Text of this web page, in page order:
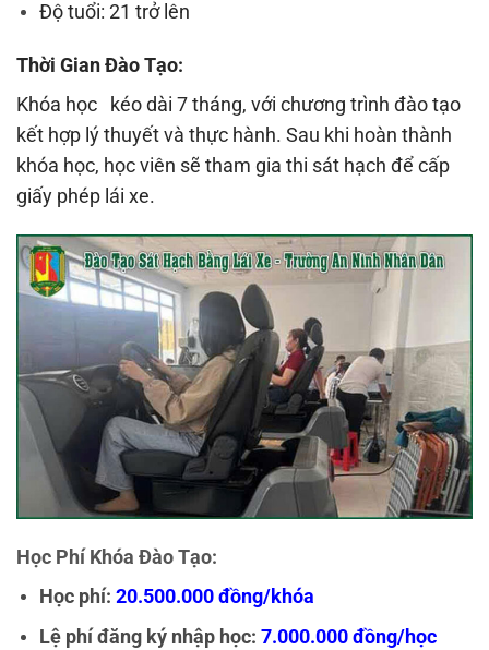
Độ tuổi: 21 trở lên
Thời Gian Đào Tạo:
Khóa học
kéo dài 7 tháng, với chương trình đào tạo
kết hợp lý thuyết và thực hành. Sau khi hoàn thành
khóa học, học viên sẽ tham gia thi sát hạch để cấp
giấy phép lái xe.
Học Phí Khóa Đào Tạo:
Học phí: 20.500.000 đồng/khóa
Lệ phí đăng ký nhập học: 7.000.000 đồng/học